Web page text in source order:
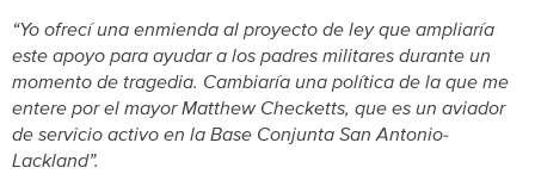
“Yo ofrecí una enmienda al proyecto de ley que ampliaría
este apoyo para ayudar a los padres militares durante un
momento de tragedia. Cambiaría una política de la que me
entere por el mayor Matthew Checketts, que es un aviador
de servicio activo en la Base Conjunta San Antonio-
Lackland”.